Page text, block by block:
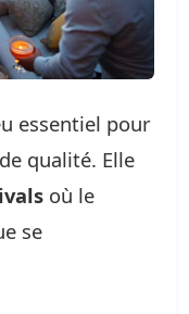
essentiel pour
qualité. Elle
où le
se